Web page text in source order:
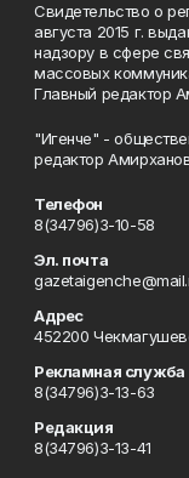
Свидетельство о
августа 2015 г.
надзору в сфере
массовых
Главный редактор
"Игенче" -
редактор
Телефон
8(34796)3-10-58
Эл. почта
Адрес
452200
Рекламная служба
8(34796)3-13-63
Редакция
8(34796)3-13-41